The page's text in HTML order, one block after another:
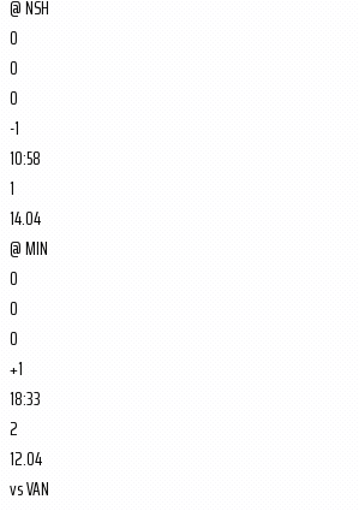
@NSH
0
0
0
-1
10:58
1
14.04
@MIN
0
0
0
+1
18:33
2
12.04
vsVAN